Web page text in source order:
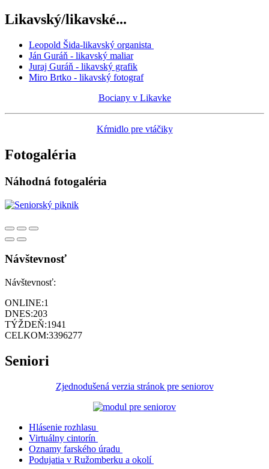
Likavský/likavské...
Leopold Šida-likavský organista
Ján Guráň - likavský maliar
Juraj Guráň - likavský grafik
Miro Brtko - likavský fotograf
Bociany v Likavke
Kŕmidlo pre vtáčiky
Fotogaléria
Náhodná fotogaléria
Návštevnosť
Návštevnosť:
ONLINE:1
DNES:203
TÝŽDEŇ:1941
CELKOM:3396277
Seniori
Zjednodušená verzia stránok pre seniorov
Hlásenie rozhlasu
Virtuálny cintorín
Oznamy farského úradu
Podujatia v Ružomberku a okolí